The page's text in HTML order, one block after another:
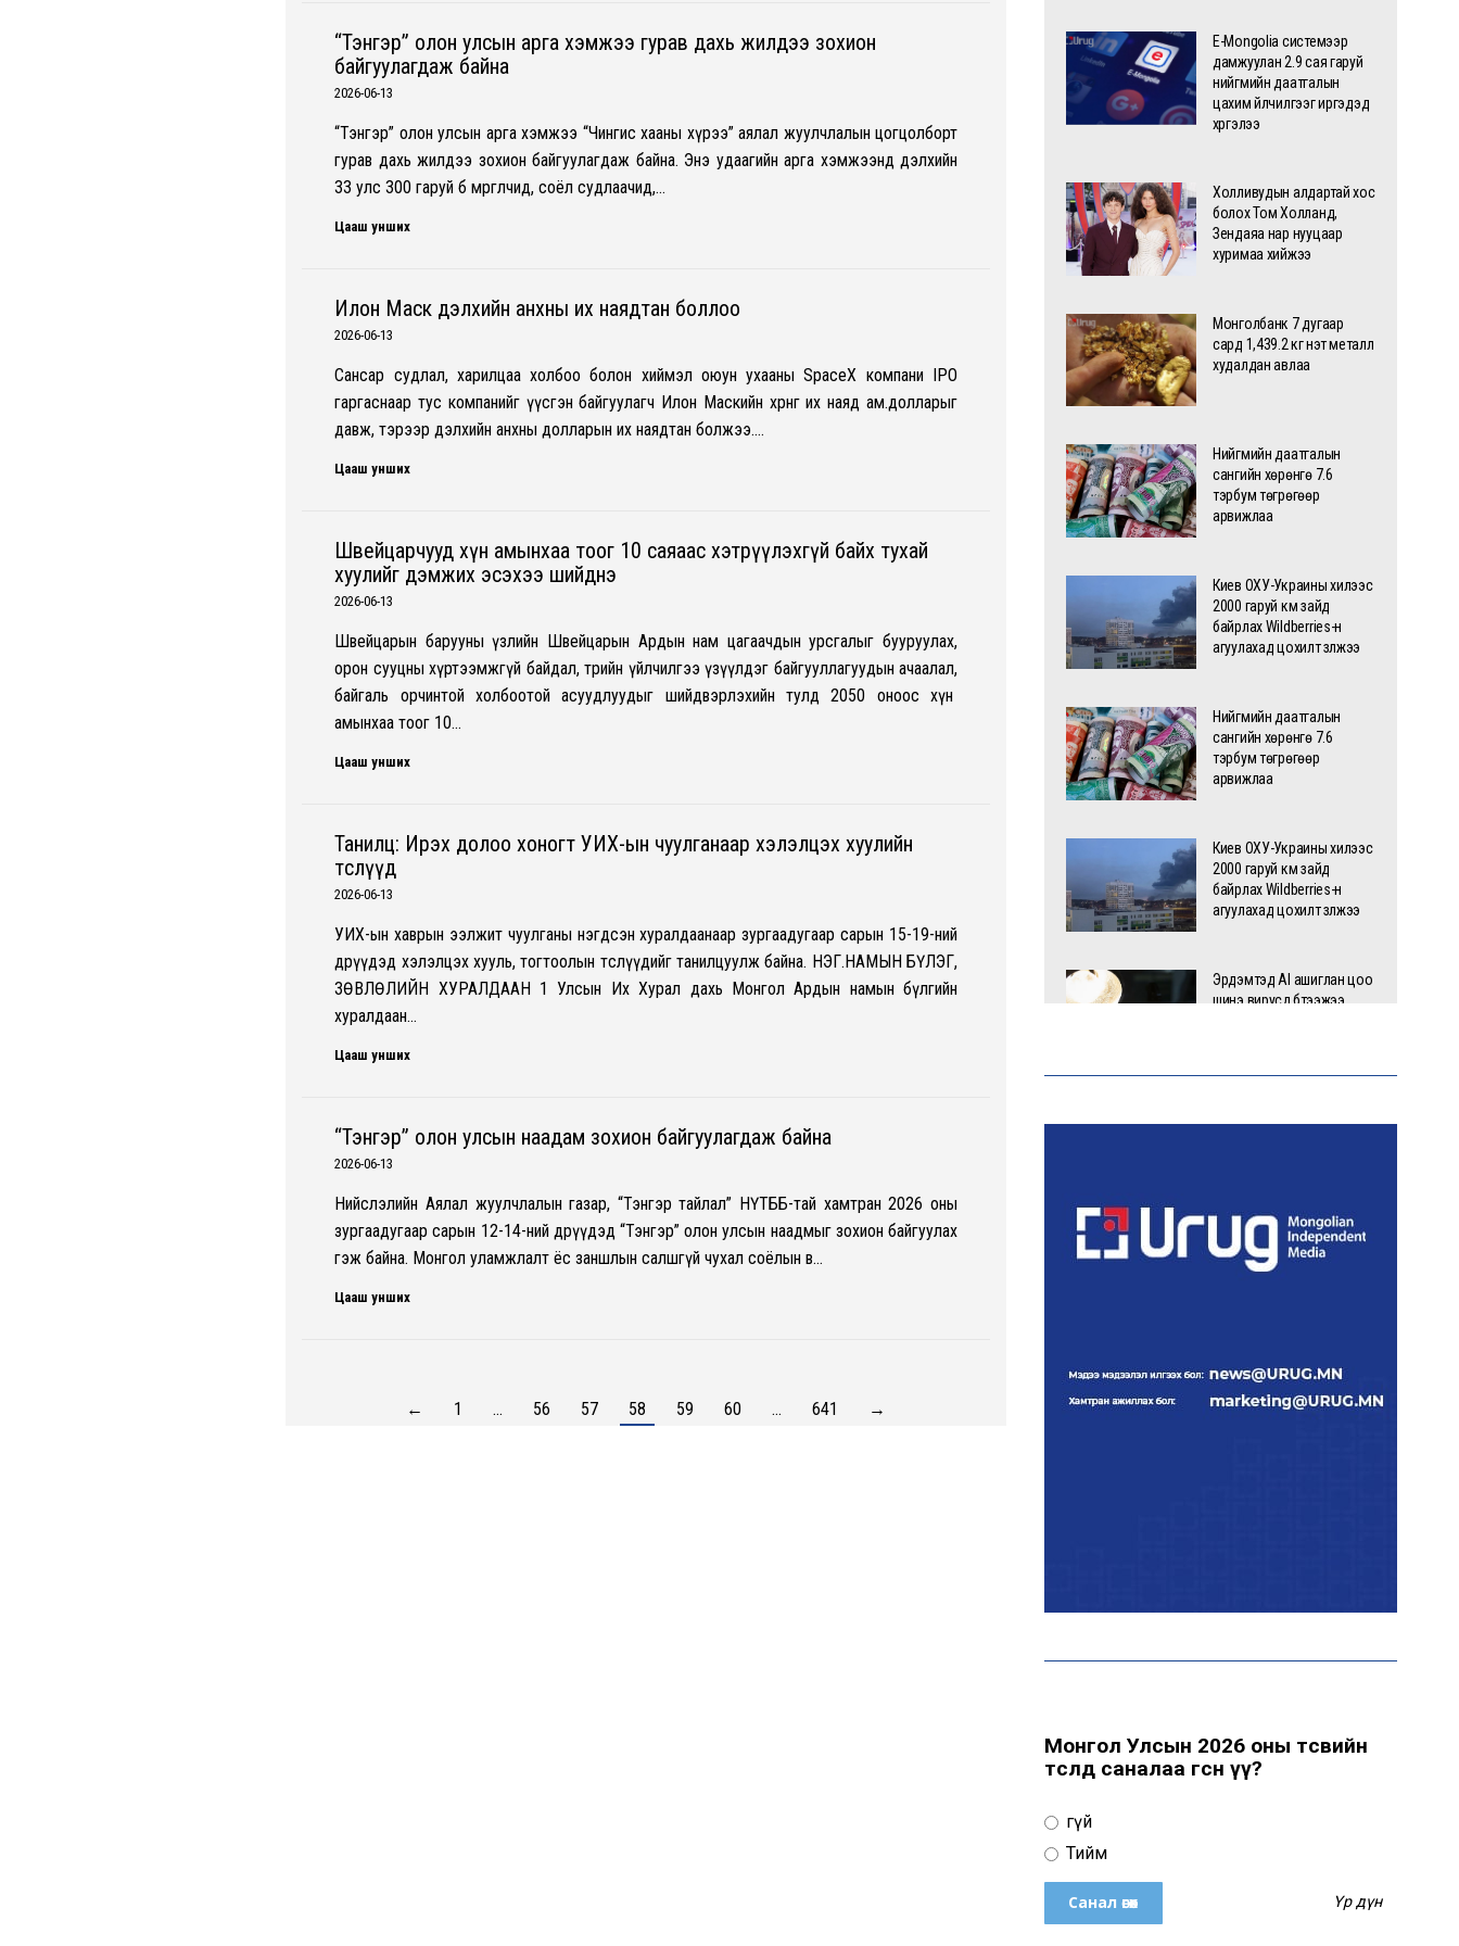
“Тэнгэр” олон улсын арга хэмжээ гурав дахь жилдээ зохион
байгуулагдаж байна
2026-06-13
“Тэнгэр” олон улсын арга хэмжээ “Чингис хааны хүрээ” аялал жуулчлалын цогцолборт
гурав дахь жилдээ зохион байгуулагдаж байна. Энэ удаагийн арга хэмжээнд дэлхийн
33 улс 300 гаруй бөө мөргөлчид, соёл судлаачид,…
Цааш унших
Илон Маск дэлхийн анхны их наядтан боллоо
2026-06-13
Сансар судлал, харилцаа холбоо болон хиймэл оюун ухааны SpaceX компани IPO
гаргаснаар тус компанийг үүсгэн байгуулагч Илон Маскийн хөрөнгө их наяд ам.долларыг
давж, тэрээр дэлхийн анхны долларын их наядтан болжээ.…
Цааш унших
Швейцарчууд хүн амынхаа тоог 10 саяаас хэтрүүлэхгүй байх тухай
хуулийг дэмжих эсэхээ шийднэ
2026-06-13
Швейцарын барууны үзлийн Швейцарын Ардын нам цагаачдын урсгалыг бууруулах,
орон сууцны хүртээмжгүй байдал, төрийн үйлчилгээ үзүүлдэг байгууллагуудын ачаалал,
байгаль орчинтой холбоотой асуудлуудыг шийдвэрлэхийн тулд 2050 оноос хүн
амынхаа тоог 10…
Цааш унших
Танилц: Ирэх долоо хоногт УИХ-ын чуулганаар хэлэлцэх хуулийн
төслүүд
2026-06-13
УИХ-ын хаврын ээлжит чуулганы нэгдсэн хуралдаанаар зургаадугаар сарын 15-19-ний
өдрүүдэд хэлэлцэх хууль, тогтоолын төслүүдийг танилцуулж байна. НЭГ.НАМЫН БҮЛЭГ,
ЗӨВЛӨЛИЙН ХУРАЛДААН 1 Улсын Их Хурал дахь Монгол Ардын намын бүлгийн
хуралдаан…
Цааш унших
“Тэнгэр” олон улсын наадам зохион байгуулагдаж байна
2026-06-13
Нийслэлийн Аялал жуулчлалын газар, “Тэнгэр тайлал” НҮТББ-тай хамтран 2026 оны
зургаадугаар сарын 12-14-ний өдрүүдэд “Тэнгэр” олон улсын наадмыг зохион байгуулах
гэж байна. Монгол уламжлалт ёс заншлын салшгүй чухал соёлын өв…
Цааш унших
← 1 … 56 57 58 59 60 … 641 →
E-Mongolia системээр
дамжуулан 2.9 сая гаруй
нийгмийн даатгалын
цахим үйлчилгээг иргэдэд
хүргэлээ
Холливудын алдартай хос
болох Том Холланд,
Зендаяа нар нууцаар
хуримаа хийжээ
Монголбанк 7 дугаар
сард 1,439.2 кг үнэт металл
худалдан авлаа
Нийгмийн даатгалын
сангийн хөрөнгө 7.6
тэрбум төгрөгөөр
арвижлаа
Киев ОХУ-Украины хилээс
2000 гаруй км зайд
байрлах Wildberries-н
агуулахад цохилт үзүүлжээ
Нийгмийн даатгалын
сангийн хөрөнгө 7.6
тэрбум төгрөгөөр
арвижлаа
Киев ОХУ-Украины хилээс
2000 гаруй км зайд
байрлах Wildberries-н
агуулахад цохилт үзүүлжээ
Эрдэмтэд AI ашиглан цоо
шинэ вирусүүд бүтээжээ
Meta компанийг 567 сая
ам.доллароор торгожээ
Шатахууны нийлүүлэлт
эрчимжиж, түгээлтийн хүчин
чадлыг нэмэгдүүлж байна
Цахим орчинд тархсан
Монгол Улсын 2026 оны төсвийн
төсөлд саналаа өгсөн үү?
Үгүй
Тийм
Үр дүн